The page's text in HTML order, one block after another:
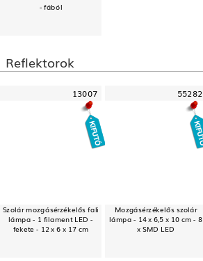
- fából
Reflektorok
13007
Szolár mozgásérzékelős fali
lámpa - 1 filament LED -
fekete - 12 x 6 x 17 cm
55282
Mozgásérzékelős szolár
lámpa - 14 x 6,5 x 10 cm - 8
x SMD LED